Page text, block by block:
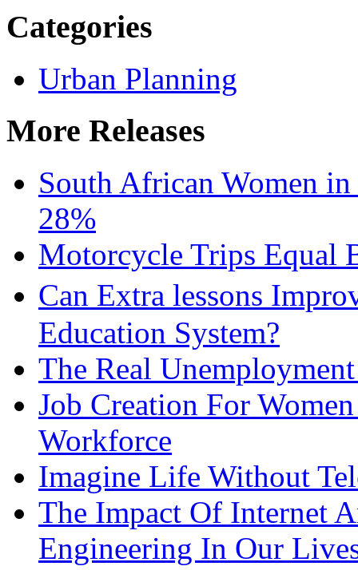
Categories
Urban Planning
More Releases
South African Women
28%
Motorcycle Trips Equal
Can Extra lessons
Education System?
The Real
Job Creation For
Workforce
Imagine Life Without
The Impact Of Internet
Engineering In Our